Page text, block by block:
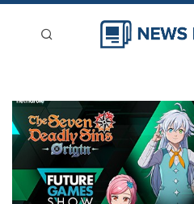
新聞稿分類
登入
刊登